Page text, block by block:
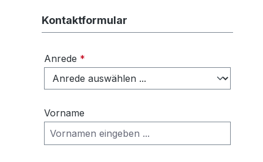
Kontaktformular
Anrede *
Vorname